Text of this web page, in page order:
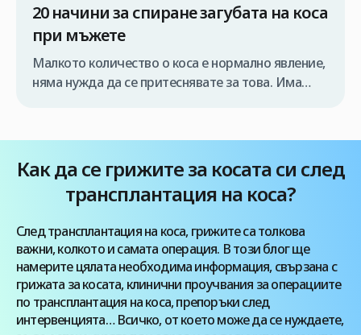
20 начини за спиране загубата на коса
при мъжете
Малкото количество о коса е нормално явление,
няма нужда да се притеснявате за това. Има
лекарства, стрес и генетични фактори. Носенето
коса при мъжете. Clinicana Hair Center Istanbul
ви дава списък с 20 решения, които […]
Как да се грижите за косата си след
трансплантация на коса?
След трансплантация на коса, грижите са толкова
важни, колкото и самата операция. В този блог ще
намерите цялата необходима информация, свързана с
грижата за косата, клинични проучвания за операциите
по трансплантация на коса, препоръки след
интервенцията… Всичко, от което може да се нуждаете,